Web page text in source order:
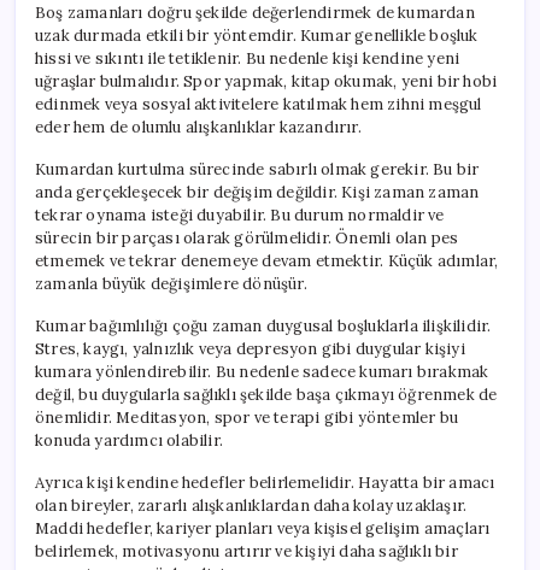
Boş zamanları doğru şekilde değerlendirmek de kumardan
uzak durmada etkili bir yöntemdir. Kumar genellikle boşluk
hissi ve sıkıntı ile tetiklenir. Bu nedenle kişi kendine yeni
uğraşlar bulmalıdır. Spor yapmak, kitap okumak, yeni bir hobi
edinmek veya sosyal aktivitelere katılmak hem zihni meşgul
eder hem de olumlu alışkanlıklar kazandırır.
Kumardan kurtulma sürecinde sabırlı olmak gerekir. Bu bir
anda gerçekleşecek bir değişim değildir. Kişi zaman zaman
tekrar oynama isteği duyabilir. Bu durum normaldir ve
sürecin bir parçası olarak görülmelidir. Önemli olan pes
etmemek ve tekrar denemeye devam etmektir. Küçük adımlar,
zamanla büyük değişimlere dönüşür.
Kumar bağımlılığı çoğu zaman duygusal boşluklarla ilişkilidir.
Stres, kaygı, yalnızlık veya depresyon gibi duygular kişiyi
kumara yönlendirebilir. Bu nedenle sadece kumarı bırakmak
değil, bu duygularla sağlıklı şekilde başa çıkmayı öğrenmek de
önemlidir. Meditasyon, spor ve terapi gibi yöntemler bu
konuda yardımcı olabilir.
Ayrıca kişi kendine hedefler belirlemelidir. Hayatta bir amacı
olan bireyler, zararlı alışkanlıklardan daha kolay uzaklaşır.
Maddi hedefler, kariyer planları veya kişisel gelişim amaçları
belirlemek, motivasyonu artırır ve kişiyi daha sağlıklı bir